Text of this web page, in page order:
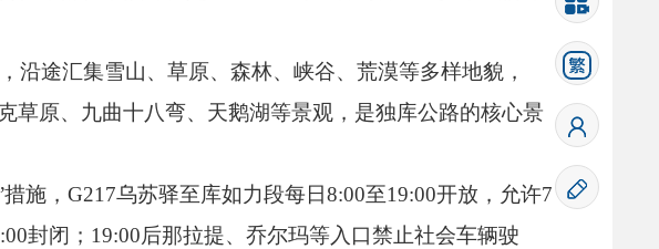
沿途汇集雪山、草原、森林、峡谷、荒漠等多样地貌，
草原、 九曲十八弯、 天鹅湖等景观， 是独库公路的核心景
措施，G217乌苏驿至库如力段每日8:00至19:00开放， 允许7
封闭； 19:00后那拉提、 乔尔玛等入口禁止社会车辆驶